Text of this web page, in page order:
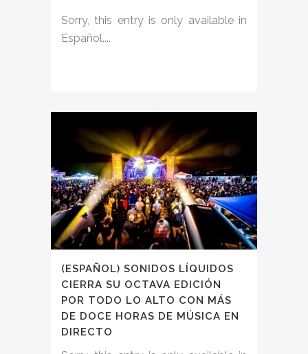
Sorry, this entry is only available in
Español....
(ESPAÑOL) SONIDOS LÍQUIDOS
CIERRA SU OCTAVA EDICIÓN
POR TODO LO ALTO CON MÁS
DE DOCE HORAS DE MÚSICA EN
DIRECTO